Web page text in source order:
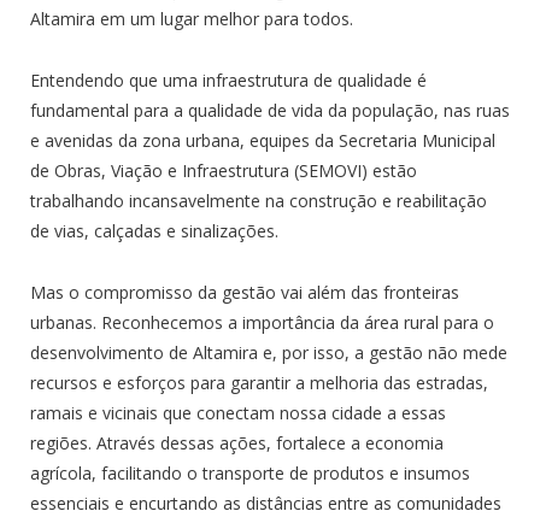
Altamira em um lugar melhor para todos.
Entendendo que uma infraestrutura de qualidade é
fundamental para a qualidade de vida da população, nas ruas
e avenidas da zona urbana, equipes da Secretaria Municipal
de Obras, Viação e Infraestrutura (SEMOVI) estão
trabalhando incansavelmente na construção e reabilitação
de vias, calçadas e sinalizações.
Mas o compromisso da gestão vai além das fronteiras
urbanas. Reconhecemos a importância da área rural para o
desenvolvimento de Altamira e, por isso, a gestão não mede
recursos e esforços para garantir a melhoria das estradas,
ramais e vicinais que conectam nossa cidade a essas
regiões. Através dessas ações, fortalece a economia
agrícola, facilitando o transporte de produtos e insumos
essenciais e encurtando as distâncias entre as comunidades